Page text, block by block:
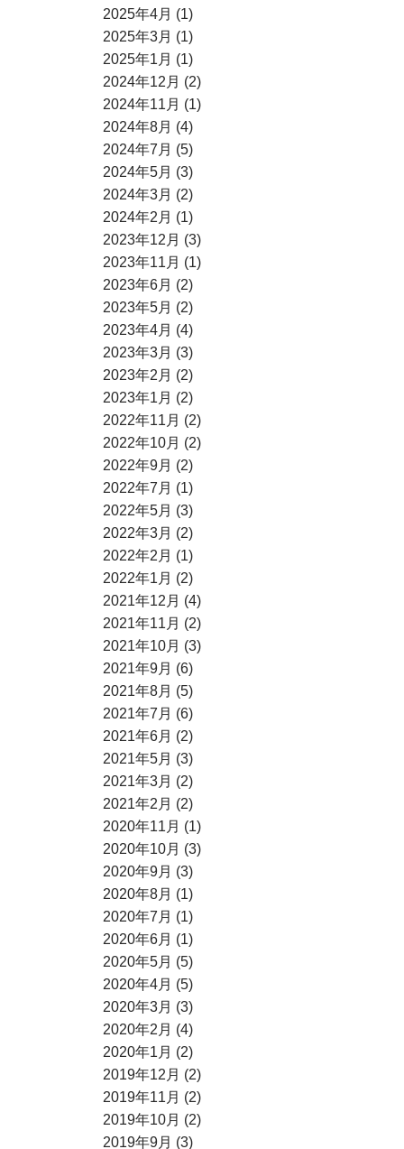
2025年4月 (1)
2025年3月 (1)
2025年1月 (1)
2024年12月 (2)
2024年11月 (1)
2024年8月 (4)
2024年7月 (5)
2024年5月 (3)
2024年3月 (2)
2024年2月 (1)
2023年12月 (3)
2023年11月 (1)
2023年6月 (2)
2023年5月 (2)
2023年4月 (4)
2023年3月 (3)
2023年2月 (2)
2023年1月 (2)
2022年11月 (2)
2022年10月 (2)
2022年9月 (2)
2022年7月 (1)
2022年5月 (3)
2022年3月 (2)
2022年2月 (1)
2022年1月 (2)
2021年12月 (4)
2021年11月 (2)
2021年10月 (3)
2021年9月 (6)
2021年8月 (5)
2021年7月 (6)
2021年6月 (2)
2021年5月 (3)
2021年3月 (2)
2021年2月 (2)
2020年11月 (1)
2020年10月 (3)
2020年9月 (3)
2020年8月 (1)
2020年7月 (1)
2020年6月 (1)
2020年5月 (5)
2020年4月 (5)
2020年3月 (3)
2020年2月 (4)
2020年1月 (2)
2019年12月 (2)
2019年11月 (2)
2019年10月 (2)
2019年9月 (3)